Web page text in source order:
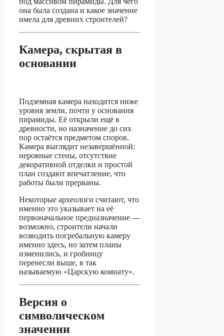
она была создана и какое значение
имела для древних строителей?
Камера, скрытая в
основании
Подземная камера находится ниже
уровня земли, почти у основания
пирамиды. Её открыли ещё в
древности, но назначение до сих
пор остаётся предметом споров.
Камера выглядит незавершённой:
неровные стены, отсутствие
декоративной отделки и простой
план создают впечатление, что
работы были прерваны.
Некоторые археологи считают, что
именно это указывает на её
первоначальное предназначение —
возможно, строители начали
возводить погребальную камеру
именно здесь, но затем планы
изменились, и гробницу
перенесли выше, в так
называемую «Царскую комнату».
Версия о
символическом
значении